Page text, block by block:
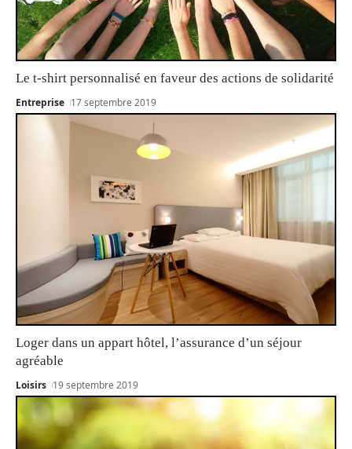
Le t-shirt personnalisé en faveur des actions de solidarité
Entreprise 17 septembre 2019
Loger dans un appart hôtel, l’assurance d’un séjour
agréable
Loisirs 19 septembre 2019